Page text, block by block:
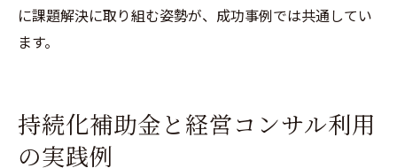
に課題解決に取り組む姿勢が、成功事例では共通してい
ます。
持続化補助金と経営コンサル利用
の実践例